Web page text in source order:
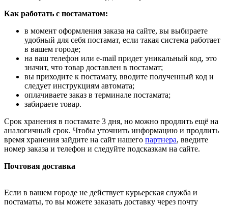
Как работать с постаматом:
в момент оформления заказа на сайте, вы выбираете
удобный для себя постамат, если такая система работает
в вашем городе;
на ваш телефон или e-mail придет уникальный код, это
значит, что товар доставлен в постамат;
вы приходите к постамату, вводите полученный код и
следует инструкциям автомата;
оплачиваете заказ в терминале постамата;
забираете товар.
Срок хранения в постамате 3 дня, но можно продлить ещё на
аналогичный срок. Чтобы уточнить информацию и продлить
время хранения зайдите на сайт нашего партнера, введите
номер заказа и телефон и следуйте подсказкам на сайте.
Почтовая доставка
Если в вашем городе не действует курьерская служба и
постаматы, то вы можете заказать доставку через почту